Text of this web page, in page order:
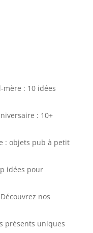
: 10 idées
: 10+
: objets pub à petit
idées pour
nos
présents uniques